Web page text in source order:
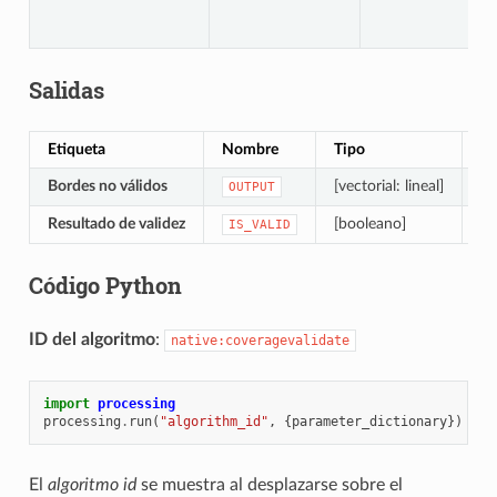
Salidas
Etiqueta Nombre Tipo
Bordes no válidos OUTPUT [vectorial: lineal]
Resultado de validez IS_VALID [booleano]
Código Python
ID del algoritmo: native:coveragevalidate
import processing
processing . run( "algorithm_id" , {parameter_dictionary})
El algoritmo idse muestra al desplazarse sobre el